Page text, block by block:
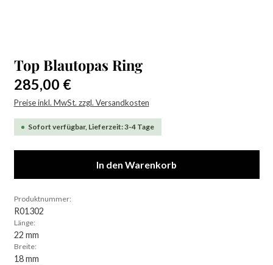
Top Blautopas Ring
Regulärer Preis:
285,00 €
Preise inkl. MwSt. zzgl. Versandkosten
Sofort verfügbar, Lieferzeit: 3-4 Tage
In den Warenkorb
Produktnummer:
R01302
Länge:
22 mm
Breite:
18 mm